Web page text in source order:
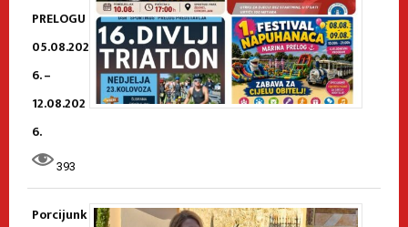
PRELOGU
05.08.202
6. –
12.08.202
6.
393
Porcijunk